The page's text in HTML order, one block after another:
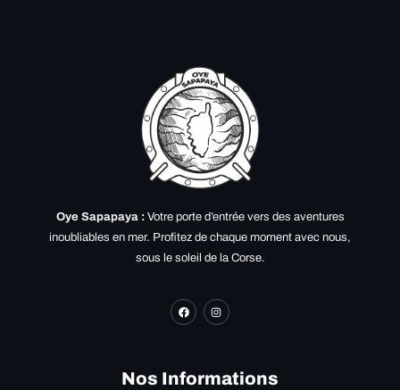
Oye Sapapaya :Votre porte d’entrée vers des aventures
inoubliables en mer. Profitez de chaque moment avec nous,
sous le soleil de la Corse.
Nos Informations